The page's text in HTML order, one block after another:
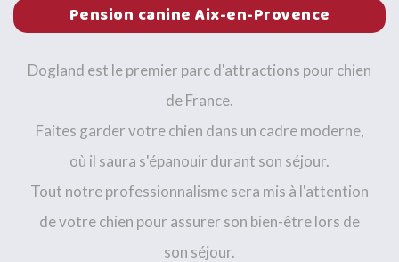
Pension canine Aix-en-Provence
Dogland est le premier parc d'attractions pour chien
de France.
Faites garder votre chien dans un cadre moderne,
où il saura s'épanouir durant son séjour.
Tout notre professionnalisme sera mis à l'attention
de votre chien pour assurer son bien-être lors de
son séjour.